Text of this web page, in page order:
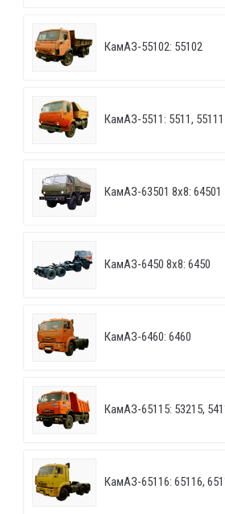
КамАЗ-55102: 55102
КамАЗ-5511: 5511, 55111
КамАЗ-63501 8х8: 64501
КамАЗ-6450 8х8: 6450
КамАЗ-6460: 6460
КамАЗ-65115: 53215,
КамАЗ-65116: 65116,